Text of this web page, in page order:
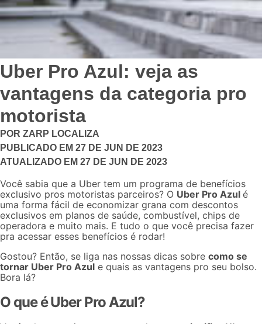
Uber Pro Azul: veja as
vantagens da categoria pro
motorista
POR ZARP LOCALIZA
PUBLICADO EM 27 DE JUN DE 2023
ATUALIZADO EM 27 DE JUN DE 2023
Você sabia que a Uber tem um programa de benefícios
exclusivo pros motoristas parceiros? O Uber Pro Azul é
uma forma fácil de economizar grana com descontos
exclusivos em planos de saúde, combustível, chips de
operadora e muito mais. E tudo o que você precisa fazer
pra acessar esses benefícios é rodar!
Gostou? Então, se liga nas nossas dicas sobre como se
tornar Uber Pro Azul e quais as vantagens pro seu bolso.
Bora lá?
O que é Uber Pro Azul?